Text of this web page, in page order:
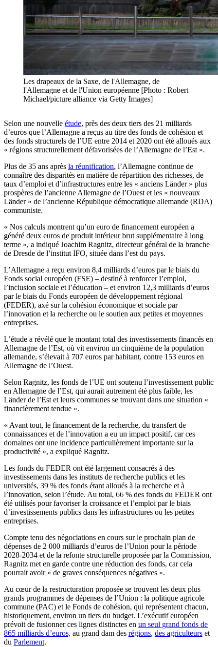
Les drapeaux de la Saxe, de l'Allemagne, de
l'Allemagne et de l'Union européenne [Photo : Robert
Michael/picture alliance via Getty Images]
Selon une nouvelle étude, près des deux tiers des 21 milliards
d’euros que l’Allemagne a reçus au titre des fonds de cohésion et
des fonds structurels de l’UE entre 2014 et 2020 ont été alloués aux
« régions structurellement défavorisées de l’Allemagne de l’Est ».
Plus de 35 ans après la réunification, l’Allemagne continue de
connaître des disparités en matière de répartition des richesses, de
taux d’emploi et d’infrastructures entre les « anciens Länder » plus
prospères de l’ancienne Allemagne de l’Ouest et les « nouveaux
Länder » de l’ancienne République démocratique allemande (RDA)
communiste.
« Nos calculs montrent qu’un euro de financement européen a
généré deux euros de produit intérieur brut supplémentaire à long
terme », a indiqué Joachim Ragnitz, directeur général de la branche
de Dresde de l’institut IFO, située dans l’est du pays.
L’Allemagne a reçu environ 8,4 milliards d’euros par le biais du
Fonds social européen (FSE) – destiné à renforcer l’emploi,
l’inclusion sociale et l’éducation – et environ 12,3 milliards d’euros
par le biais du Fonds européen de développement régional
(FEDER), axé sur la cohésion économique et sociale par
l’innovation et la recherche ou le soutien aux petites et moyennes
entreprises.
L’étude a révélé que le montant total des investissements financés en
Allemagne de l’Est, où vit environ un cinquième de la population
allemande, s’élevait à 707 euros par habitant, contre 153 euros en
Allemagne de l’Ouest.
Selon Ragnitz, les fonds de l’UE ont soutenu l’investissement public
en Allemagne de l’Est, qui aurait autrement été plus faible, les
Länder de l’Est et leurs communes se trouvant dans une situation «
financièrement tendue ».
« Avant tout, le financement de la recherche, du transfert de
connaissances et de l’innovation a eu un impact positif, car ces
domaines ont une incidence particulièrement importante sur la
productivité », a expliqué Ragnitz.
Les fonds du FEDER ont été largement consacrés à des
investissements dans les instituts de recherche publics et les
universités, 39 % des fonds étant alloués à la recherche et à
l’innovation, selon l’étude. Au total, 66 % des fonds du FEDER ont
été utilisés pour favoriser la croissance et l’emploi par le biais
d’investissements publics dans les infrastructures ou les petites
entreprises.
Compte tenu des négociations en cours sur le prochain plan de
dépenses de 2 000 milliards d’euros de l’Union pour la période
2028-2034 et de la refonte structurelle proposée par la Commission,
Ragnitz met en garde contre une réduction des fonds, car cela
pourrait avoir « de graves conséquences négatives ».
Au cœur de la restructuration proposée se trouvent les deux plus
grands programmes de dépenses de l’Union : la politique agricole
commune (PAC) et le Fonds de cohésion, qui représentent chacun,
historiquement, environ un tiers du budget. L’exécutif européen
prévoit de fusionner ces lignes distinctes en un seul grand fonds de
865 milliards d’euros, au grand dam des régions, des agriculteurs et
du Parlement.